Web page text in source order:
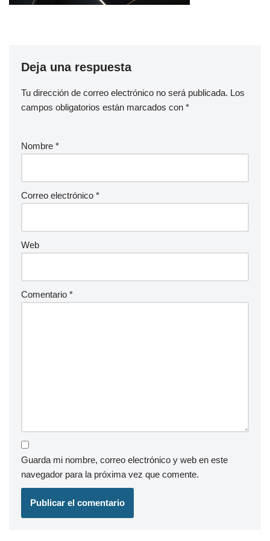
Deja una respuesta
Tu dirección de correo electrónico no será publicada. Los
campos obligatorios están marcados con *
Nombre *
Correo electrónico *
Web
Comentario *
Guarda mi nombre, correo electrónico y web en este
navegador para la próxima vez que comente.